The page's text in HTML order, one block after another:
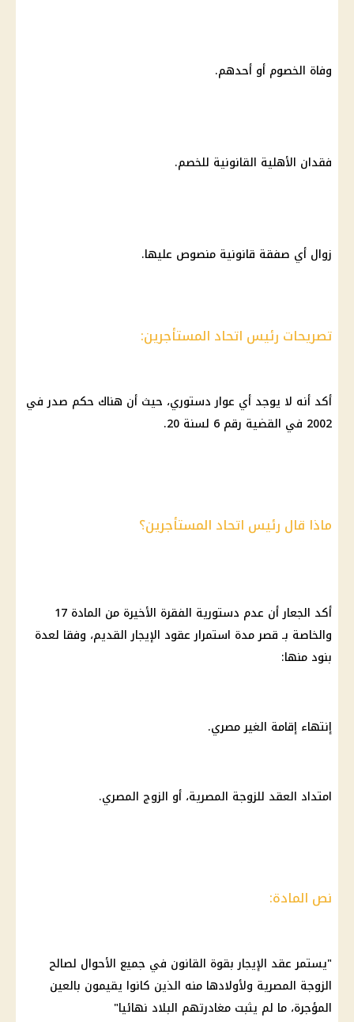
وفاة الخصوم أو أحدهم.
فقدان الأهلية القانونية للخصم.
زوال أي صفقة قانونية منصوص عليها.
تصريحات رئيس اتحاد المستأجرين:
أكد أنه لا يوجد أي عوار دستوري، حيث أن هناك حكم صدر في
2002 في القضية رقم 6 لسنة 20.
ماذا قال رئيس اتحاد المستأجرين؟
أكد الجعار أن عدم دستورية الفقرة الأخيرة من المادة 17
والخاصة بـ قصر مدة استمرار عقود الإيجار القديم، وفقا لعدة
بنود منها:
إنتهاء إقامة الغير مصري.
امتداد العقد للزوجة المصرية، أو الزوج المصري.
نص المادة:
"يستمر عقد الإيجار بقوة القانون في جميع الأحوال لصالح
الزوجة المصرية ولأولادها منه الذين كانوا يقيمون بالعين
المؤجرة، ما لم يثبت مغادرتهم البلاد نهائيا"